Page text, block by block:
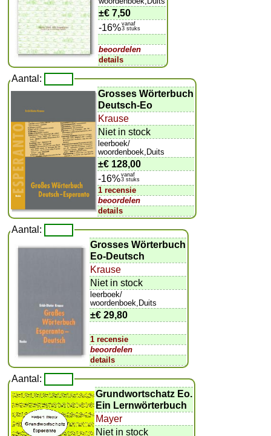
±€ 7,50
-16%vanaf
3 stuks
beoordelen
details
Aantal:
Grosses Wörterbuch
Deutsch-Eo
Krause
Niet in stock
leerboek/
woordenboek,Duits
±€ 128,00
-16%vanaf
3 stuks
1 recensie
beoordelen
details
Aantal:
Grosses Wörterbuch
Eo-Deutsch
Krause
Niet in stock
leerboek/
woordenboek,Duits
±€ 29,80
1 recensie
beoordelen
details
Aantal:
Grundwortschatz Eo.
Ein Lernwörterbuch
Mayer
Niet in stock